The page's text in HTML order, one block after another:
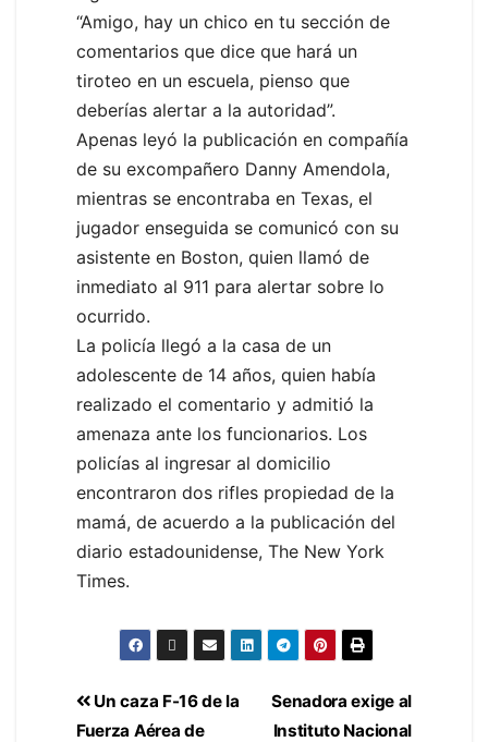
“Amigo, hay un chico en tu sección de
comentarios que dice que hará un
tiroteo en un escuela, pienso que
deberías alertar a la autoridad”.
Apenas leyó la publicación en compañía
de su excompañero Danny Amendola,
mientras se encontraba en Texas, el
jugador enseguida se comunicó con su
asistente en Boston, quien llamó de
inmediato al 911 para alertar sobre lo
ocurrido.
La policía llegó a la casa de un
adolescente de 14 años, quien había
realizado el comentario y admitió la
amenaza ante los funcionarios. Los
policías al ingresar al domicilio
encontraron dos rifles propiedad de la
mamá, de acuerdo a la publicación del
diario estadounidense, The New York
Times.
Senadora exige al
Instituto Nacional
Un caza F-16 de la
Fuerza Aérea de